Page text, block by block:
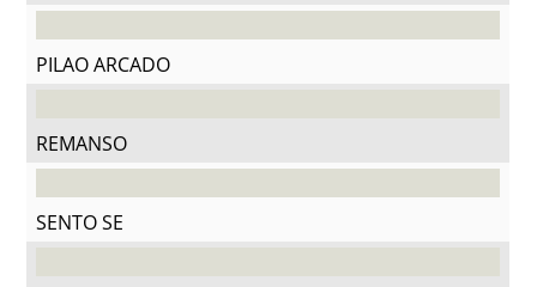
PILAO ARCADO
REMANSO
SENTO SE